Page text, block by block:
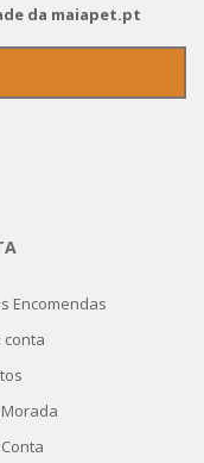
da maiapet.pt
Encomendas
conta